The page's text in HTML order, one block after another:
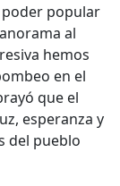
popular
al
hemos
en el
que el
esperanza y
del pueblo